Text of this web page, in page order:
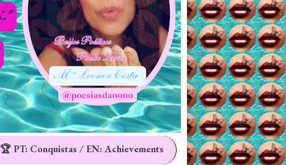
🏆 PT: Conquistas / EN: Achievements